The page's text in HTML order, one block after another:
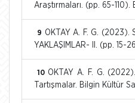
Araştırmaları. (pp. 65-110).
9 OKTAY A. F. G. (2023).
YAKLAŞIMLAR- II. (pp. 15-
10 OKTAY A. F. G.
Tartışmalar. Bilgin Kültür